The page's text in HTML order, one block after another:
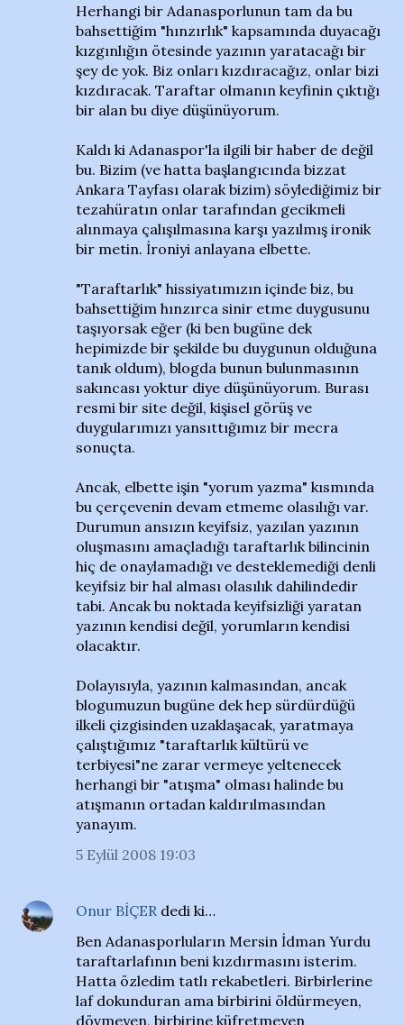
Herhangi bir Adanasporlunun tam da bu
bahsettiğim "hınzırlık" kapsamında duyacağı
kızgınlığın ötesinde yazının yaratacağı bir
şey de yok. Biz onları kızdıracağız, onlar bizi
kızdıracak. Taraftar olmanın keyfinin çıktığı
bir alan bu diye düşünüyorum.
Kaldı ki Adanaspor'la ilgili bir haber de değil
bu. Bizim (ve hatta başlangıcında bizzat
Ankara Tayfası olarak bizim) söylediğimiz bir
tezahüratın onlar tarafından gecikmeli
alınmaya çalışılmasına karşı yazılmış ironik
bir metin. İroniyi anlayana elbette.
"Taraftarlık" hissiyatımızın içinde biz, bu
bahsettiğim hınzırca sinir etme duygusunu
taşıyorsak eğer (ki ben bugüne dek
hepimizde bir şekilde bu duygunun olduğuna
tanık oldum), blogda bunun bulunmasının
sakıncası yoktur diye düşünüyorum. Burası
resmi bir site değil, kişisel görüş ve
duygularımızı yansıttığımız bir mecra
sonuçta.
Ancak, elbette işin "yorum yazma" kısmında
bu çerçevenin devam etmeme olasılığı var.
Durumun ansızın keyifsiz, yazılan yazının
oluşmasını amaçladığı taraftarlık bilincinin
hiç de onaylamadığı ve desteklemediği denli
keyifsiz bir hal alması olasılık dahilindedir
tabi. Ancak bu noktada keyifsizliği yaratan
yazının kendisi değil, yorumların kendisi
olacaktır.
Dolayısıyla, yazının kalmasından, ancak
blogumuzun bugüne dek hep sürdürdüğü
ilkeli çizgisinden uzaklaşacak, yaratmaya
çalıştığımız "taraftarlık kültürü ve
terbiyesi"ne zarar vermeye yeltenecek
herhangi bir "atışma" olması halinde bu
atışmanın ortadan kaldırılmasından
yanayım.
5 Eylül 2008 19:03
Onur BİÇER dedi ki…
Ben Adanasporluların Mersin İdman Yurdu
taraftarlafının beni kızdırmasını isterim.
Hatta özledim tatlı rekabetleri. Birbirlerine
laf dokunduran ama birbirini öldürmeyen,
dövmeyen, birbirine küfretmeyen